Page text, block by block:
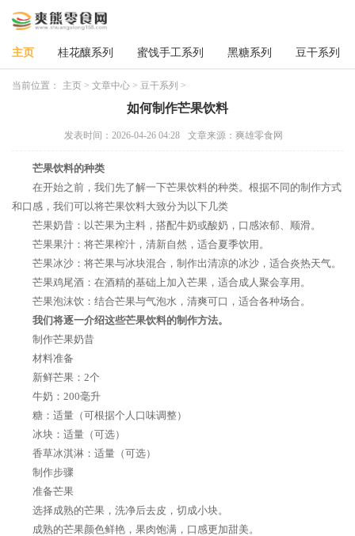
主页 桂花釀系列 蜜饯手工系列 黑糖系列 豆干系列
当前位置： 主页 > 文章中心 > 豆干系列 >
如何制作芒果饮料
发表时间：2026-04-26 04:28 文章来源：爽雄零食网
芒果饮料的种类
在开始之前，我们先了解一下芒果饮料的种类。根据不同的制作方式
和口感，我们可以将芒果饮料大致分为以下几类
芒果奶昔：以芒果为主料，搭配牛奶或酸奶，口感浓郁、顺滑。
芒果果汁：将芒果榨汁，清新自然，适合夏季饮用。
芒果冰沙：将芒果与冰块混合，制作出清凉的冰沙，适合炎热天气。
芒果鸡尾酒：在酒精的基础上加入芒果，适合成人聚会享用。
芒果泡沫饮：结合芒果与气泡水，清爽可口，适合各种场合。
我们将逐一介绍这些芒果饮料的制作方法。
制作芒果奶昔
材料准备
新鲜芒果：2个
牛奶：200毫升
糖：适量（可根据个人口味调整）
冰块：适量（可选）
香草冰淇淋：适量（可选）
制作步骤
准备芒果
选择成熟的芒果，洗净后去皮，切成小块。
成熟的芒果颜色鲜艳，果肉饱满，口感更加甜美。